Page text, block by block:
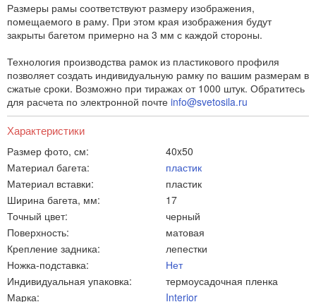
Размеры рамы соответствуют размеру изображения,
помещаемого в раму. При этом края изображения будут
закрыты багетом примерно на 3 мм с каждой стороны.
Технология производства рамок из пластикового профиля
позволяет создать индивидуальную рамку по вашим размерам в
сжатые сроки. Возможно при тиражах от 1000 штук. Обратитесь
для расчета по электронной почте info@svetosila.ru
Характеристики
Размер фото, см:
40x50
Материал багета:
пластик
Материал вставки:
пластик
Ширина багета, мм:
17
Точный цвет:
черный
Поверхность:
матовая
Крепление задника:
лепестки
Ножка-подставка:
Нет
Индивидуальная упаковка:
термоусадочная пленка
Марка:
Interior